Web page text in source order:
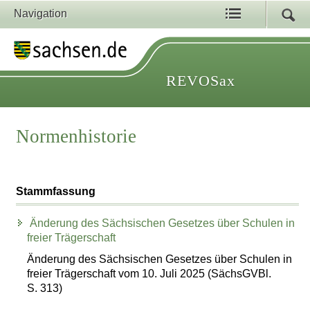
Navigation
REVOSax
Normenhistorie
Stammfassung
Änderung des Sächsischen Gesetzes über Schulen in
freier Trägerschaft
Änderung des Sächsischen Gesetzes über Schulen in
freier Trägerschaft vom 10. Juli 2025 (SächsGVBl.
S. 313)